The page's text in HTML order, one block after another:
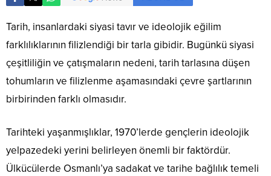
Tarih, insanlardaki siyasi tavır ve ideolojik eğilim
farklılıklarının filizlendiği bir tarla gibidir. Bugünkü siyasi
çeşitliliğin ve çatışmaların nedeni, tarih tarlasına düşen
tohumların ve filizlenme aşamasındaki çevre şartlarının
birbirinden farklı olmasıdır.
Tarihteki yaşanmışlıklar, 1970’lerde gençlerin ideolojik
yelpazedeki yerini belirleyen önemli bir faktördür.
Ülkücülerde Osmanlı’ya sadakat ve tarihe bağlılık temeli